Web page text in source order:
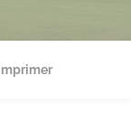
Imprimer